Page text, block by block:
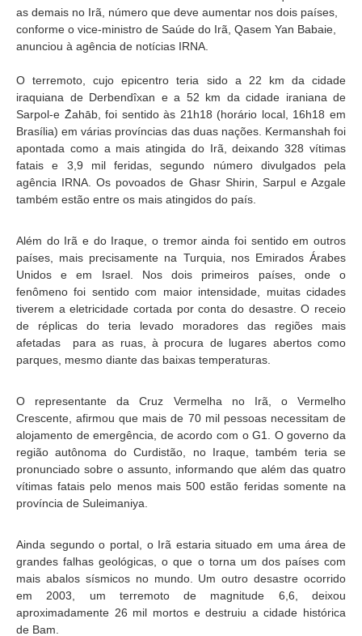
as demais no Irã, número que deve aumentar nos dois países,
conforme o vice-ministro de Saúde do Irã, Qasem Yan Babaie,
anunciou à agência de notícias IRNA.
O terremoto, cujo epicentro teria sido a 22 km da cidade
iraquiana de Derbendîxan e a 52 km da cidade iraniana de
Sarpol-e Z̄ahāb, foi sentido às 21h18 (horário local, 16h18 em
Brasília) em várias províncias das duas nações. Kermanshah foi
apontada como a mais atingida do Irã, deixando 328 vítimas
fatais e 3,9 mil feridas, segundo número divulgados pela
agência IRNA. Os povoados de Ghasr Shirin, Sarpul e Azgale
também estão entre os mais atingidos do país.
Além do Irã e do Iraque, o tremor ainda foi sentido em outros
países, mais precisamente na Turquia, nos Emirados Árabes
Unidos e em Israel. Nos dois primeiros países, onde o
fenômeno foi sentido com maior intensidade, muitas cidades
tiverem a eletricidade cortada por conta do desastre. O receio
de réplicas do teria levado moradores das regiões mais
afetadas para as ruas, à procura de lugares abertos como
parques, mesmo diante das baixas temperaturas.
O representante da Cruz Vermelha no Irã, o Vermelho
Crescente, afirmou que mais de 70 mil pessoas necessitam de
alojamento de emergência, de acordo com o G1. O governo da
região autônoma do Curdistão, no Iraque, também teria se
pronunciado sobre o assunto, informando que além das quatro
vítimas fatais pelo menos mais 500 estão feridas somente na
província de Suleimaniya.
Ainda segundo o portal, o Irã estaria situado em uma área de
grandes falhas geológicas, o que o torna um dos países com
mais abalos sísmicos no mundo. Um outro desastre ocorrido
em 2003, um terremoto de magnitude 6,6, deixou
aproximadamente 26 mil mortos e destruiu a cidade histórica
de Bam.